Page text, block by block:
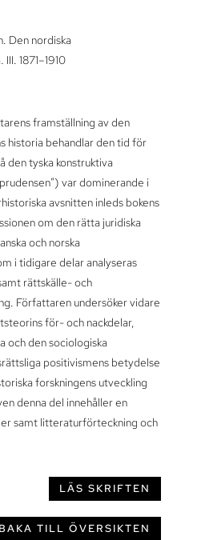
Den nordiska
1871–1910
framställning av den
historia behandlar den tid för
den tyska konstruktiva
var dominerande i
avsnitten inleds bokens
om den rätta juridiska
och norska
i tidigare delar analyseras
rättskälle- och
Författaren undersöker vidare
för- och nackdelar,
och den sociologiska
positivismens betydelse
forskningens utveckling
denna del innehåller en
samt litteraturförteckning och
LÄS SKRIFTEN
TILL ÖVERSIKTEN